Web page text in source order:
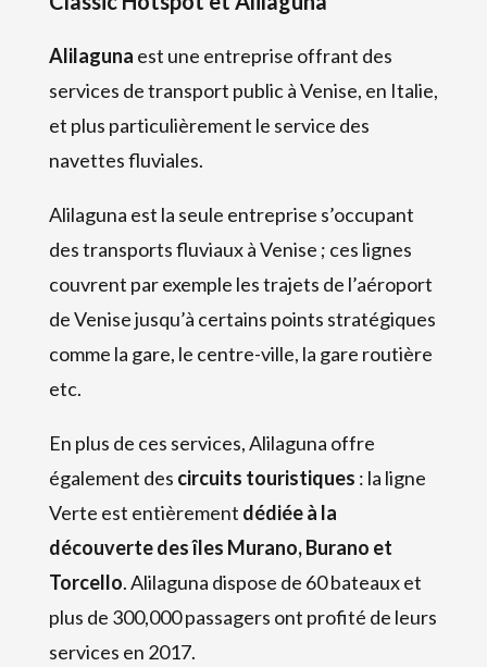
Alilaguna est une entreprise offrant des
services de transport public à Venise, en Italie,
et plus particulièrement le service des
navettes fluviales.
Alilaguna est la seule entreprise s’occupant
des transports fluviaux à Venise ; ces lignes
couvrent par exemple les trajets de l’aéroport
de Venise jusqu’à certains points stratégiques
comme la gare, le centre-ville, la gare routière
etc.
En plus de ces services, Alilaguna offre
également des circuits touristiques : la ligne
Verte est entièrement dédiée à la
découverte des îles Murano, Burano et
Torcello. Alilaguna dispose de 60 bateaux et
plus de 300,000 passagers ont profité de leurs
services en 2017.